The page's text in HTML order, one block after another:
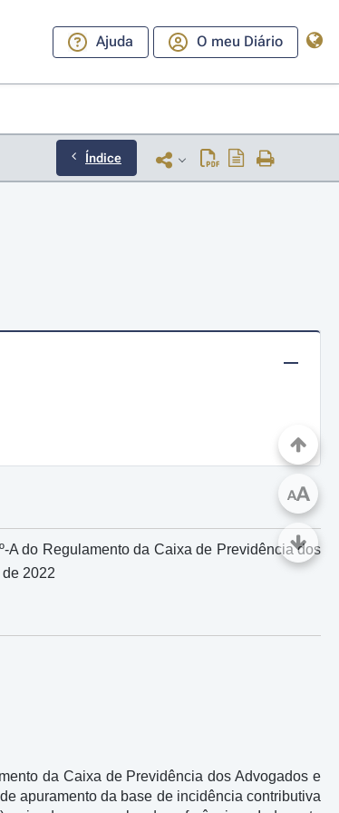
Ajuda O meu Diário
Índice
A do Regulamento da Caixa de Previdência dos
2022
da Caixa de Previdência dos Advogados e
apuramento da base de incidência contributiva
AA